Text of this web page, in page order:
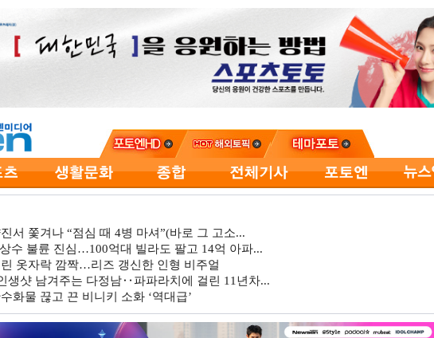
서 쫓겨나 “점심 때 4병 마셔”(바로 그 고소...
수 불륜 진심…100억대 빌라도 팔고 14억 아파...
옷자락 깜짝…리즈 갱신한 인형 비주얼
생샷 남겨주는 다정남‥파파라치에 걸린 11년차...
화물 끊고 끈 비니키 소화 ‘역대급’